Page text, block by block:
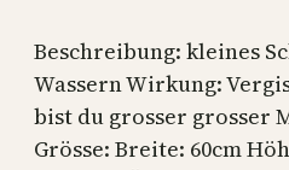
Beschreibung: kleines
Wassern Wirkung:
bist du grosser grosser
Grösse: Breite: 60cm